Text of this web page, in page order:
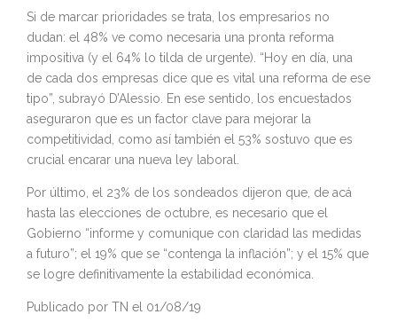
Si de marcar prioridades se trata, los empresarios no
dudan: el 48% ve como necesaria una pronta reforma
impositiva (y el 64% lo tilda de urgente). “Hoy en día, una
de cada dos empresas dice que es vital una reforma de ese
tipo”, subrayó D’Alessio. En ese sentido, los encuestados
aseguraron que es un factor clave para mejorar la
competitividad, como así también el 53% sostuvo que es
crucial encarar una nueva ley laboral.
Por último, el 23% de los sondeados dijeron que, de acá
hasta las elecciones de octubre, es necesario que el
Gobierno “informe y comunique con claridad las medidas
a futuro”; el 19% que se “contenga la inflación”; y el 15% que
se logre definitivamente la estabilidad económica.
Publicado por TN el 01/08/19